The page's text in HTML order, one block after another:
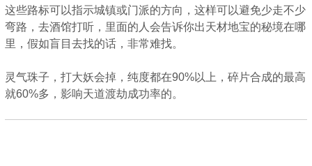
这些路标可以指示城镇或门派的方向，这样可以避免少走不少
弯路，去酒馆打听，里面的人会告诉你出天材地宝的秘境在哪
里，假如盲目去找的话，非常难找。
灵气珠子，打大妖会掉，纯度都在90%以上，碎片合成的最高
就60%多，影响天道渡劫成功率的。